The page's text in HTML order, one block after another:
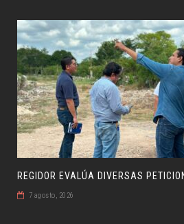
REGIDOR EVALÚA DIVERSAS
7 agosto, 2026